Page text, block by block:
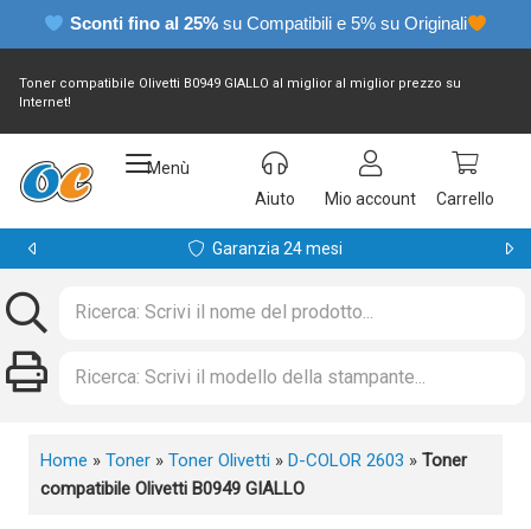
Sconti fino al 25% su Compatibili e 5% su Originali
Toner compatibile Olivetti B0949 GIALLO al miglior al miglior prezzo su
Internet!
Menù
Aiuto
Mio account Carrello
Garanzia 24 mesi
Home » Toner » Toner Olivetti » D-COLOR 2603 » Toner
compatibile Olivetti B0949 GIALLO